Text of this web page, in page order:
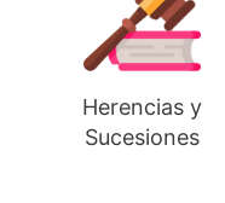
Herencias y
Sucesiones